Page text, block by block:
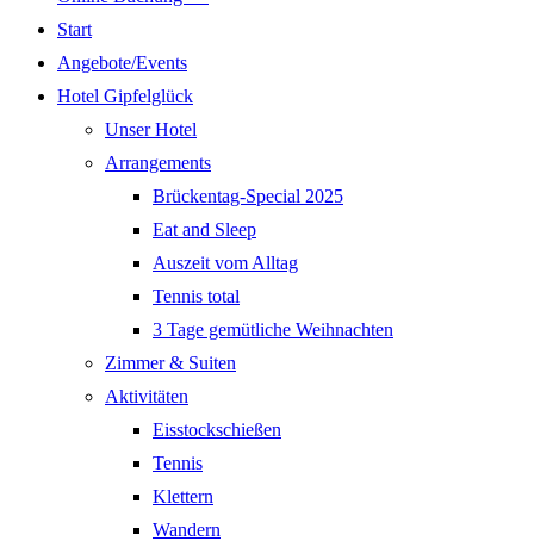
Start
Angebote/Events
Hotel Gipfelglück
Unser Hotel
Arrangements
Brückentag-Special 2025
Eat and Sleep
Auszeit vom Alltag
Tennis total
3 Tage gemütliche Weihnachten
Zimmer & Suiten
Aktivitäten
Eisstockschießen
Tennis
Klettern
Wandern